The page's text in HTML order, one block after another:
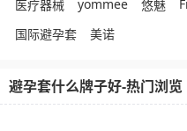
医疗器械
yommee 悠魅
国际避孕套
美诺
避孕套什么牌子好-热门浏览